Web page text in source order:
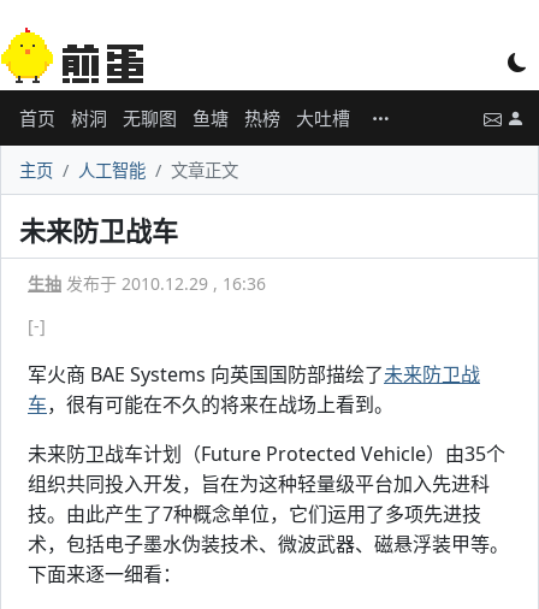
首页 树洞 无聊图 鱼塘 热榜 大吐槽
主页 人工智能 文章正文
未来防卫战车
生抽 发布于 2010.12.29 , 16:36
[-]
军火商 BAE Systems 向英国国防部描绘了未来防卫战
车，很有可能在不久的将来在战场上看到。
未来防卫战车计划（Future Protected Vehicle）由35个
组织共同投入开发，旨在为这种轻量级平台加入先进科
技。由此产生了7种概念单位，它们运用了多项先进技
术，包括电子墨水伪装技术、微波武器、磁悬浮装甲等。
下面来逐一细看：